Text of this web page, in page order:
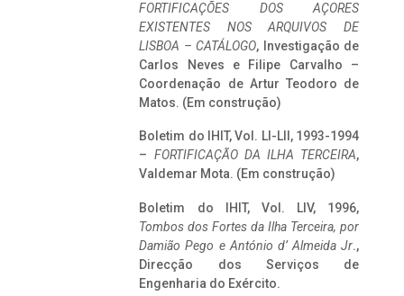
FORTIFICAÇÕES DOS AÇORES
EXISTENTES NOS ARQUIVOS DE
LISBOA – CATÁLOGO, Investigação de
Carlos Neves e Filipe Carvalho –
Coordenação de Artur Teodoro de
Matos. (Em construção)
Boletim do IHIT, Vol. LI-LII, 1993-1994
– FORTIFICAÇÃO DA ILHA TERCEIRA,
Valdemar Mota. (Em construção)
Boletim do IHIT, Vol. LIV, 1996,
Tombos dos Fortes da Ilha Terceira, por
Damião Pego e António d’ Almeida Jr.,
Direcção dos Serviços de
Engenharia do Exército.